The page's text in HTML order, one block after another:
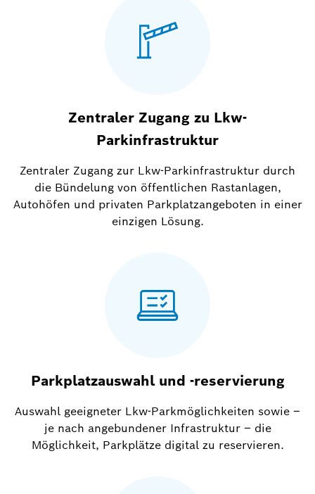
Zentraler Zugang zu Lkw-
Parkinfrastruktur
Zentraler Zugang zur Lkw-Parkinfrastruktur durch
die Bündelung von öffentlichen Rastanlagen,
Autohöfen und privaten Parkplatzangeboten in einer
einzigen Lösung.
Parkplatzauswahl und -reservierung
Auswahl geeigneter Lkw-Parkmöglichkeiten sowie –
je nach angebundener Infrastruktur – die
Möglichkeit, Parkplätze digital zu reservieren.